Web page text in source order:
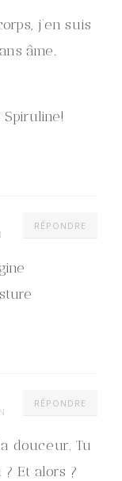
j’en suis
âme.
RÉPONDRE
RÉPONDRE
douceur. Tu
? Et alors ?